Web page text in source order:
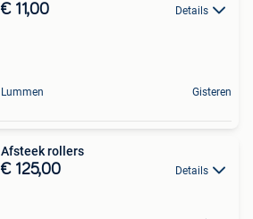
€ 11,00 Details
Lummen Gisteren
Afsteek rollers
€ 125,00 Details